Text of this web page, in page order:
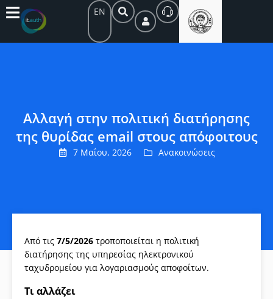
EN
Αλλαγή στην πολιτική διατήρησης
της θυρίδας email στους απόφοιτους
7 Μαΐου, 2026 Ανακοινώσεις
Από τις 7/5/2026 τροποποιείται η πολιτική
διατήρησης της υπηρεσίας ηλεκτρονικού
ταχυδρομείου για λογαριασμούς αποφοίτων.
Τι αλλάζει